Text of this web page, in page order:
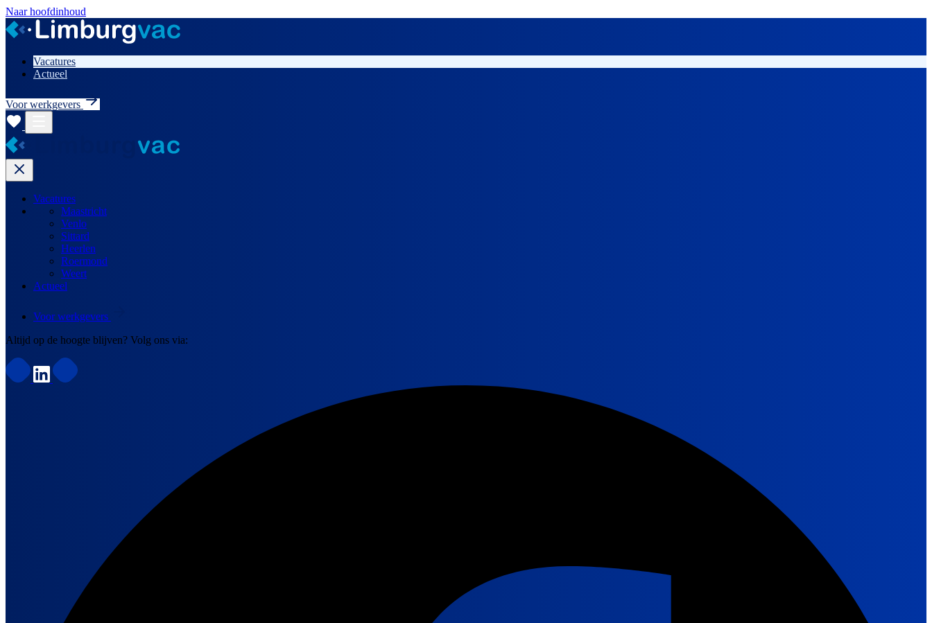
Naar hoofdinhoud
Vacatures
Actueel
Voor werkgevers
Vacatures
Maastricht
Venlo
Sittard
Heerlen
Roermond
Weert
Actueel
Voor werkgevers
Altijd op de hoogte blijven? Volg ons via: